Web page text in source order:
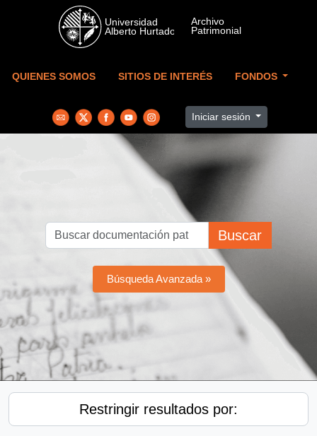
Skip to main content
QUIENES SOMOS SITIOS DE INTERÉS FONDOS
Iniciar sesión
Buscar
Búsqueda Avanzada »
Restringir resultados por: